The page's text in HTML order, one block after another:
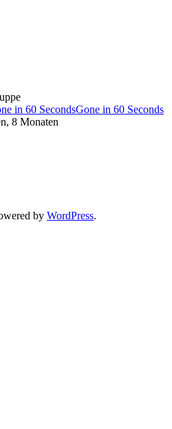
Gone in 60 Seconds
8 Monaten
by WordPress.